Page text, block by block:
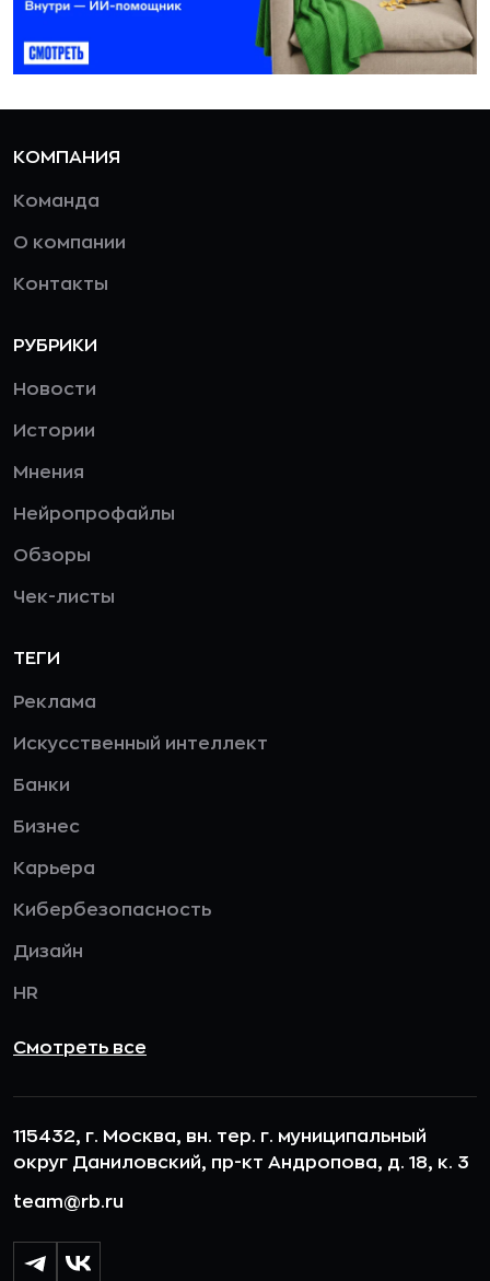
КОМПАНИЯ
Команда
О компании
Контакты
РУБРИКИ
Новости
Истории
Мнения
Нейропрофайлы
Обзоры
Чек-листы
ТЕГИ
Реклама
Искусственный интеллект
Банки
Бизнес
Карьера
Кибербезопасность
Дизайн
HR
Смотреть все
115432, г. Москва, вн. тер. г. муниципальный
округ Даниловский, пр-кт Андропова, д. 18, к. 3
team@rb.ru